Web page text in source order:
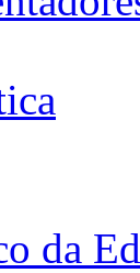
da